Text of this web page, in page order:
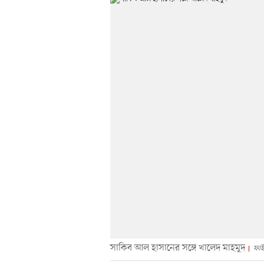
সাকিব আল হাসানের সঙ্গে খালেদ মাহমুদ